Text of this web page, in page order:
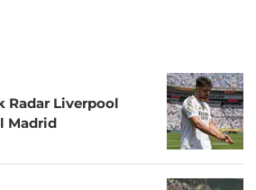
Radar Liverpool
Madrid